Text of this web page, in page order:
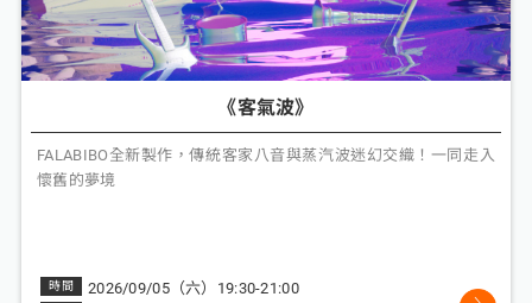
《客氣波》
FALABIBO全新製作，傳統客家八音與蒸汽波迷幻交織！一同走入
懷舊的夢境
2026/09/05（六）19:30-21:00